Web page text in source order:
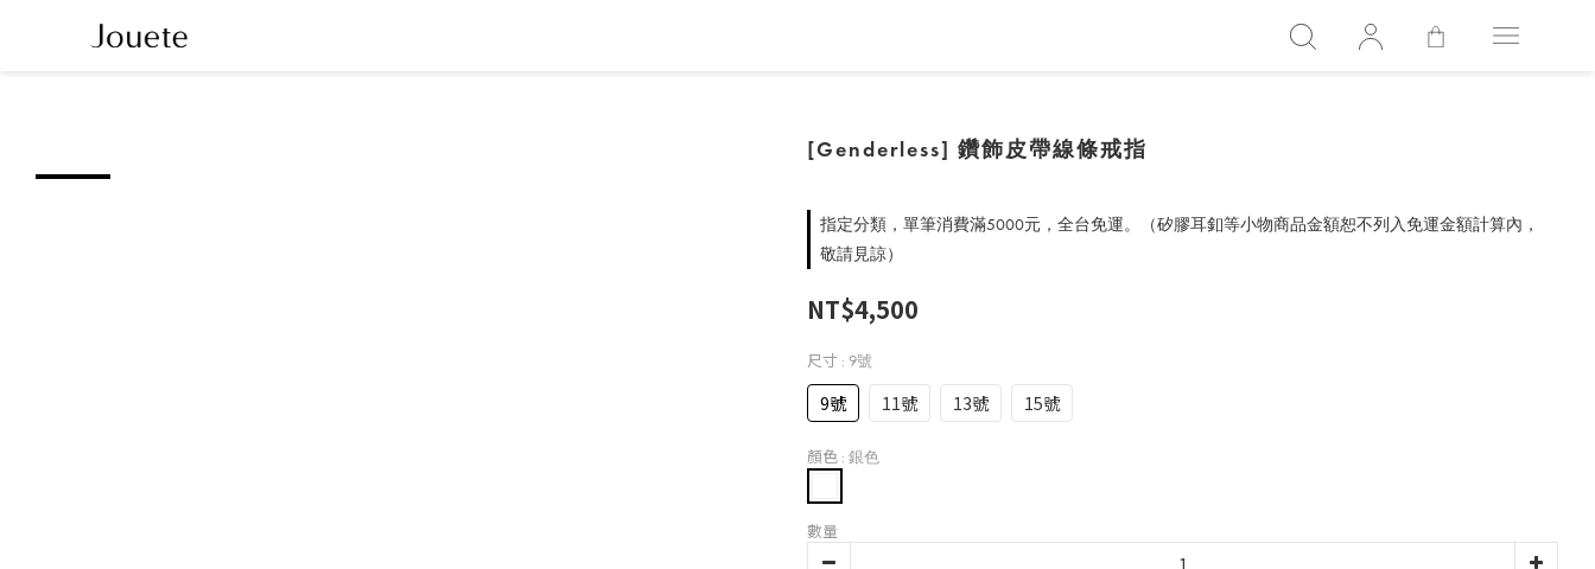
[Genderless] 鑽飾皮帶線條戒指
指定分類，單筆消費滿5000元，全台免運。（矽膠耳釦等小物商品金額恕不列入免運金額計算內，
敬請見諒）
NT$4,500
尺寸 : 9號
9號 11號 13號 15號
顏色 : 銀色
數量